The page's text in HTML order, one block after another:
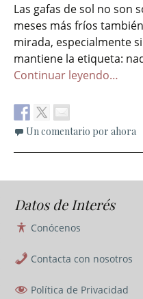
Las gafas de sol no son
meses más fríos
mirada, especialmente
mantiene la etiqueta:
Continuar leyendo…
Un comentario por ahora
Datos de Interés
Conócenos
Contacta con nosotros
Política de Privacidad